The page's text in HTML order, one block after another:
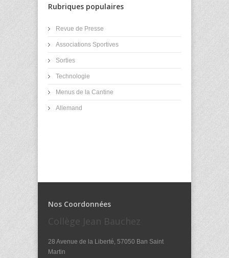
Rubriques populaires
Revue de Presse
Associations Sportives
Sorties
Technologie
Menus de la Cantine
Allemand
Nos Coordonnées
Collège Jean Bauchez
28 Avenue de la Liberté, 57050 Ban Saint
Martin